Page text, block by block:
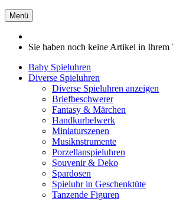
Menü
Sie haben noch keine Artikel in Ihrem
Baby Spieluhren
Diverse Spieluhren
Diverse Spieluhren anzeigen
Briefbeschwerer
Fantasy & Märchen
Handkurbelwerk
Miniaturszenen
Musiknstrumente
Porzellanspieluhren
Souvenir & Deko
Spardosen
Spieluhr in Geschenktüte
Tanzende Figuren